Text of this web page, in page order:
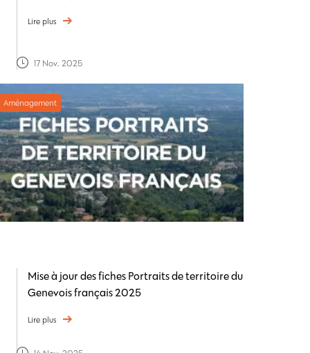
Lire plus
17 Nov. 2025
Aménagement
Mise à jour des fiches Portraits de territoire du
Genevois français 2025
Lire plus